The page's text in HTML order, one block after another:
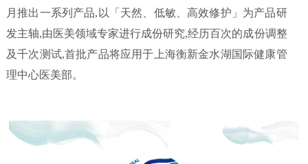
月推出一系列产品,以「天然、低敏、高效修护」为产品研
发主轴,由医美领域专家进行成份研究,经历百次的成份调整
及千次测试,首批产品将应用于上海衡新金水湖国际健康管